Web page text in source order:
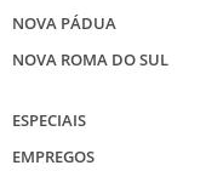
NOVA PÁDUA
NOVA ROMA DO SUL
ESPECIAIS
EMPREGOS